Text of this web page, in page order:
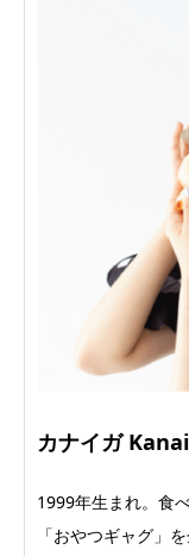
カナイガ
1999年生まれ。食
「おやつギャグ」